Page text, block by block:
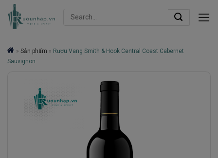
Skip
Search
» Sản phẩm » Rượu Vang Smith & Hook Central Coast Cabernet
Sauvignon